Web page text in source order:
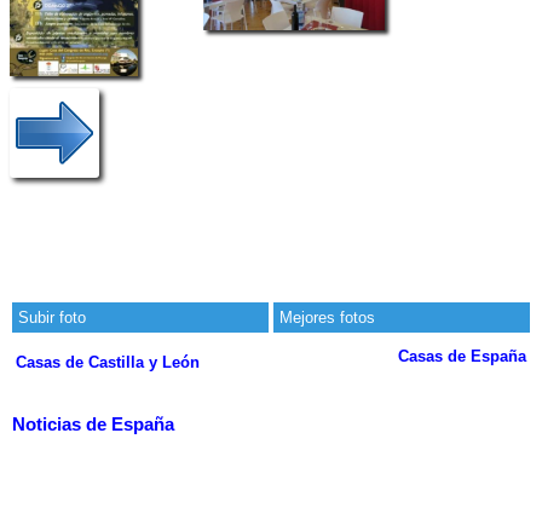
Subir foto Mejores fotos
Casas de Castilla y León Casas de España
Noticias de España